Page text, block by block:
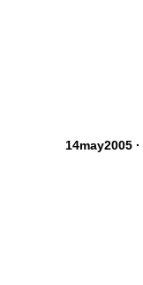
14may2005 ·